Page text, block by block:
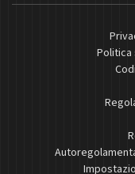
Politica